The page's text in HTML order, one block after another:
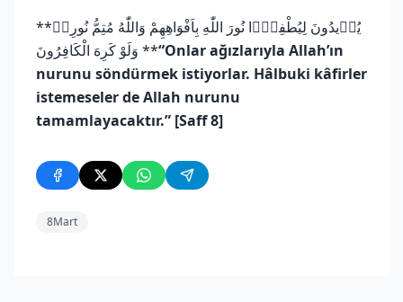
**يُرٖيدُونَ لِيُطْفِؤُ۫ا نُورَ اللّٰهِ بِاَفْوَاهِهِمْ وَاللّٰهُ مُتِمُّ نُورِهٖ
وَلَوْ كَرِهَ الْكَافِرُونَ **“Onlar ağızlarıyla Allah’ın
nurunu söndürmek istiyorlar. Hâlbuki kâfirler
istemeseler de Allah nurunu
tamamlayacaktır.” [Saff 8]
8Mart